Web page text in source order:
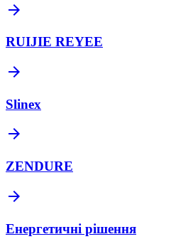
arrow_forward
RUIJIE REYEE
arrow_forward
Slinex
arrow_forward
ZENDURE
arrow_forward
Енергетичні рішення